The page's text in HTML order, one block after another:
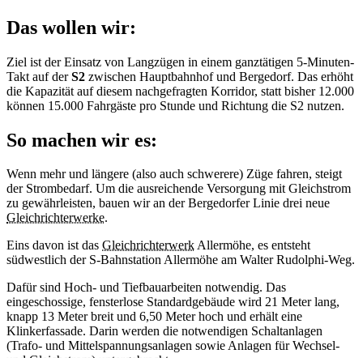
Das wollen wir:
Ziel ist der Einsatz von Langzügen in einem ganztätigen 5-Minuten-
Takt auf derS2 zwischen Hauptbahnhof und Bergedorf. Das erhöht
die Kapazität auf diesem nachgefragten Korridor, statt bisher 12.000
können 15.000 Fahrgäste pro Stunde und Richtung die S2 nutzen.
So machen wir es:
Wenn mehr und längere (also auch schwerere) Züge fahren, steigt
der Strombedarf. Um die ausreichende Versorgung mit Gleichstrom
zu gewährleisten, bauen wir an der Bergedorfer Linie drei neue
Gleichrichterwerke.
Eins davon ist das GleichrichterwerkAllermöhe, es entsteht
südwestlich der S-Bahnstation Allermöhe am Walter Rudolphi-Weg.
Dafür sind Hoch- und Tiefbauarbeiten notwendig. Das
eingeschossige, fensterlose Standardgebäude wird 21 Meter lang,
knapp 13 Meter breit und 6,50 Meter hoch und erhält eine
Klinkerfassade. Darin werden die notwendigen Schaltanlagen
(Trafo- und Mittelspannungsanlagen sowie Anlagen für Wechsel-